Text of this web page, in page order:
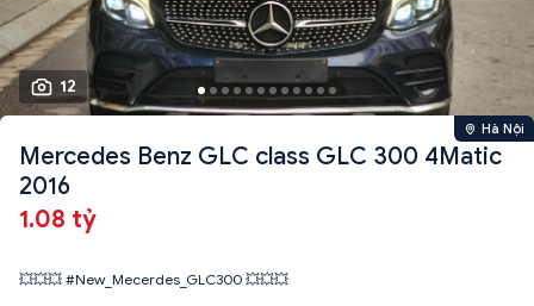
12
Hà Nội
Mercedes Benz GLC class GLC 300 4Matic
2016
1.08 tỷ
💥💥💥 #New_Mecerdes_GLC300 💥💥💥